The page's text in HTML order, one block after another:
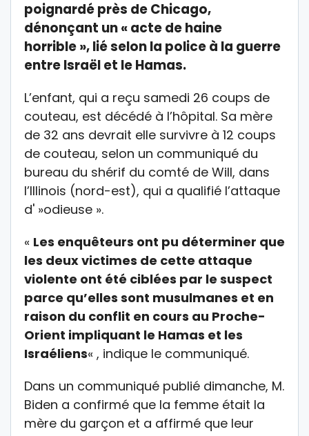
poignardé près de Chicago,
dénonçant un « acte de haine
horrible », lié selon la police à la guerre
entre Israël et le Hamas.
L’enfant, qui a reçu samedi 26 coups de
couteau, est décédé à l’hôpital. Sa mère
de 32 ans devrait elle survivre à 12 coups
de couteau, selon un communiqué du
bureau du shérif du comté de Will, dans
l’Illinois (nord-est), qui a qualifié l’attaque
d' »odieuse ».
« Les enquêteurs ont pu déterminer que
les deux victimes de cette attaque
violente ont été ciblées par le suspect
parce qu’elles sont musulmanes et en
raison du conflit en cours au Proche-
Orient impliquant le Hamas et les
Israéliens« , indique le communiqué.
Dans un communiqué publié dimanche, M.
Biden a confirmé que la femme était la
mère du garçon et a affirmé que leur